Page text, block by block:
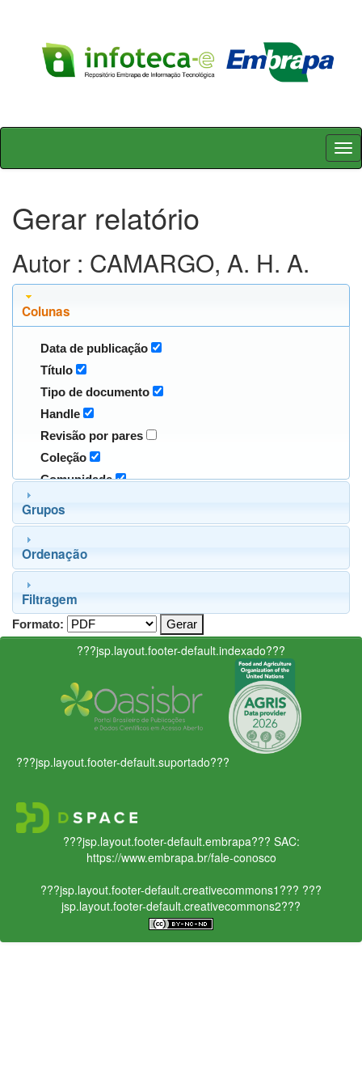
Skip
Gerar relatório
Autor : CAMARGO, A. H. A.
Colunas
Data de publicação
Título
Tipo de documento
Handle
Revisão por pares
Coleção
Comunidade
Grupos
Ordenação
Filtragem
Formato:
???jsp.layout.footer-default.indexado???
???jsp.layout.footer-default.suportado???
???jsp.layout.footer-default.embrapa??? SAC:
https://www.embrapa.br/fale-conosco
???jsp.layout.footer-default.creativecommons1??? ???
jsp.layout.footer-default.creativecommons2???